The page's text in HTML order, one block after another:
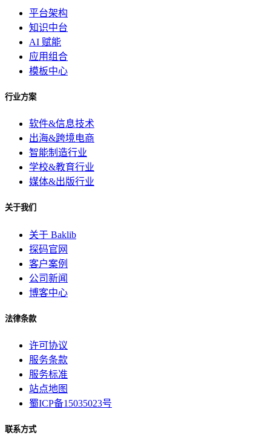
平台架构
知识中台
AI 赋能
应用组合
模板中心
行业方案
软件&信息技术
出海&跨境电商
智能制造行业
学校&教育行业
媒体&出版行业
关于我们
关于 Baklib
探码官网
客户案例
公司新闻
博客中心
法律条款
许可协议
服务条款
服务标准
站点地图
蜀ICP备15035023号
联系方式